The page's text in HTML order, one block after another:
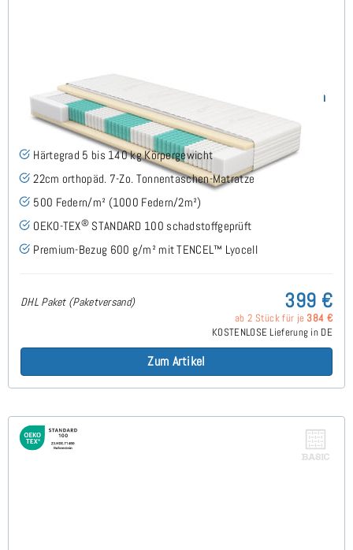
SERA H5 (TENCEL™ Lyocell) TTFK-Matratze 80x210 cm
Härtegrad 5 bis 140 kg Körpergewicht
22cm orthopäd. 7-Zo. Tonnentaschen-Matratze
500 Federn/m² (1000 Federn/2m²)
OEKO-TEX® STANDARD 100 schadstoffgeprüft
Premium-Bezug 600 g/m² mit TENCEL™ Lyocell
DHL Paket (Paketversand) 399 €
ab 2 Stück für je 384 €
KOSTENLOSE Lieferung in DE
Zum Artikel